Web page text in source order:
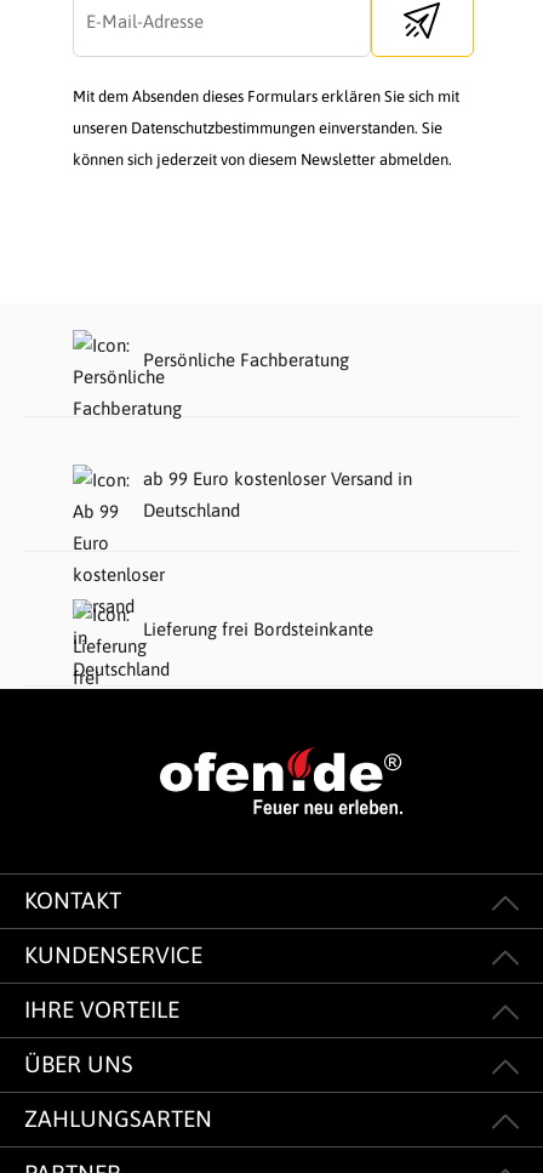
Send newsletter
Mit dem Absenden dieses Formulars erklären Sie sich mit
unseren Datenschutzbestimmungen einverstanden. Sie
können sich jederzeit von diesem Newsletter abmelden.
Persönliche Fachberatung
ab 99 Euro kostenloser Versand in
Deutschland
Lieferung frei Bordsteinkante
KONTAKT
KUNDENSERVICE
IHRE VORTEILE
ÜBER UNS
ZAHLUNGSARTEN